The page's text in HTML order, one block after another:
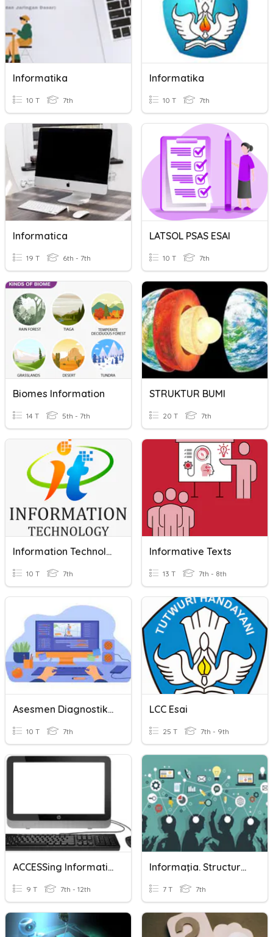
Informatika
10 T 7th
Informatika
10 T 7th
Informatica
19 T 6th - 7th
LATSOL PSAS ESAI
10 T 7th
Biomes Information
14 T 5th - 7th
STRUKTUR BUMI
20 T 7th
Information Technology
10 T 7th
Informative Texts
13 T 7th - 8th
Asesmen Diagnostik Kognitif
10 T 7th
LCC Esai
25 T 7th - 9th
ACCESSing Information
9 T 7th - 12th
Informaţia. Structura Calculatorului
7 T 7th